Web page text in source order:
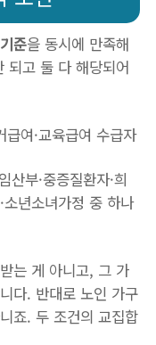
준을 동시에 만족해
되고 둘 다 해당되어
여·교육급여 수급자
부·중증질환자·희
소년소녀가정 중 하나
는 게 아니고, 그 가
다. 반대로 노인 가구
죠. 두 조건의 교집합